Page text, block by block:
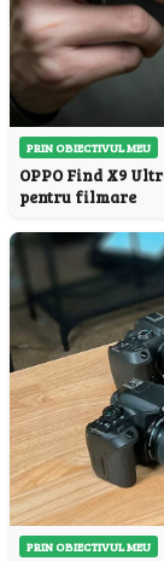
PRIN OBIECTIVUL MEU
OPPO Find X9
pentru filmare
PRIN OBIECTIVUL MEU